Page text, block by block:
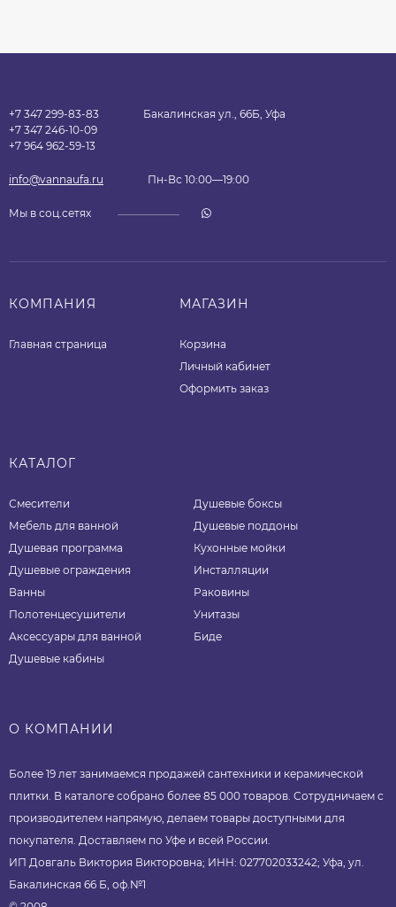
+7 347 299-83-83
+7 347 246-10-09
+7 964 962-59-13
Бакалинская ул., 66Б, Уфа
info@vannaufa.ru Пн-Вс 10:00—19:00
Мы в соц.сетях
КОМПАНИЯ
Главная страница
МАГАЗИН
Корзина
Личный кабинет
Оформить заказ
КАТАЛОГ
Смесители
Мебель для ванной
Душевая программа
Душевые ограждения
Ванны
Полотенцесушители
Аксессуары для ванной
Душевые кабины
Душевые боксы
Душевые поддоны
Кухонные мойки
Инсталляции
Раковины
Унитазы
Биде
О КОМПАНИИ
Более 19 лет занимаемся продажей сантехники и керамической
плитки. В каталоге собрано более 85 000 товаров. Сотрудничаем с
производителем напрямую, делаем товары доступными для
покупателя. Доставляем по Уфе и всей России.
ИП Довгаль Виктория Викторовна; ИНН: 027702033242; Уфа, ул.
Бакалинская 66 Б, оф.№1